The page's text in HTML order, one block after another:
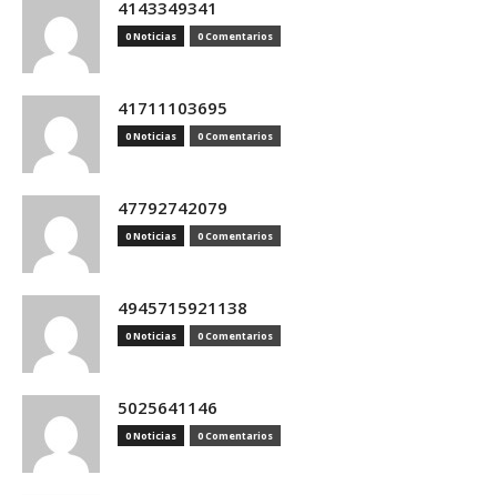
4143349341
0 Noticias 0 Comentarios
41711103695
0 Noticias 0 Comentarios
47792742079
0 Noticias 0 Comentarios
4945715921138
0 Noticias 0 Comentarios
5025641146
0 Noticias 0 Comentarios